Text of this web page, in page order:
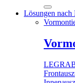
Lösungen nach